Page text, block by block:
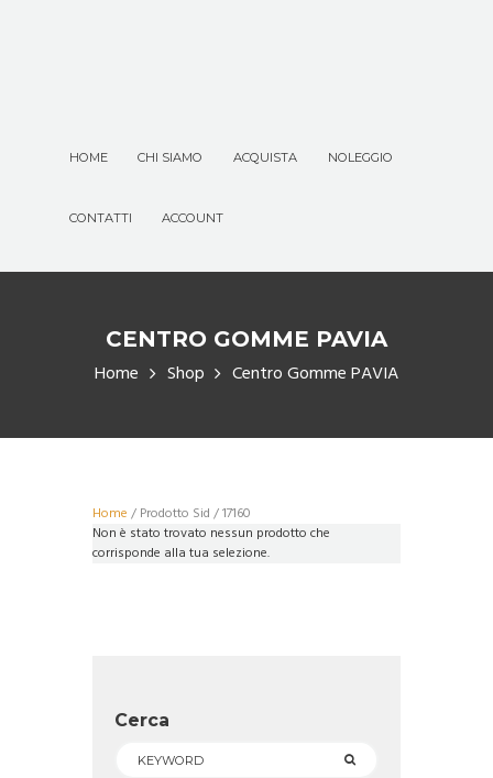
HOME CHI SIAMO ACQUISTA NOLEGGIO
CONTATTI ACCOUNT
CENTRO GOMME PAVIA
Home Shop Centro Gomme PAVIA
Home / Prodotto Sid / 17160
Non è stato trovato nessun prodotto che
corrisponde alla tua selezione.
Cerca